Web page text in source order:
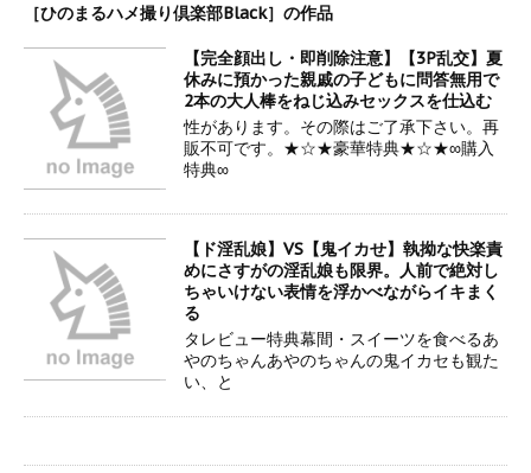
［ひのまるハメ撮り倶楽部Black］の作品
【完全顔出し・即削除注意】【3P乱交】夏
休みに預かった親戚の子どもに問答無用で
2本の大人棒をねじ込みセックスを仕込む
性があります。その際はご了承下さい。再
販不可です。★☆★豪華特典★☆★∞購入
特典∞
【ド淫乱娘】VS【鬼イカせ】執拗な快楽責
めにさすがの淫乱娘も限界。人前で絶対し
ちゃいけない表情を浮かべながらイキまく
る
タレビュー特典幕間・スイーツを食べるあ
やのちゃんあやのちゃんの鬼イカセも観た
い、と